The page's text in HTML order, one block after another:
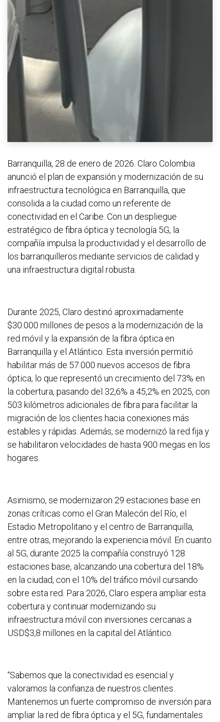
Barranquilla, 28 de enero de 2026. Claro Colombia
anunció el plan de expansión y modernización de su
infraestructura tecnológica en Barranquilla, que
consolida a la ciudad como un referente de
conectividad en el Caribe. Con un despliegue
estratégico de fibra óptica y tecnología 5G, la
compañía impulsa la productividad y el desarrollo de
los barranquilleros mediante servicios de calidad y
una infraestructura digital robusta.
Durante 2025, Claro destinó aproximadamente
$30.000 millones de pesos a la modernización de la
red móvil y la expansión de la fibra óptica en
Barranquilla y el Atlántico. Esta inversión permitió
habilitar más de 57.000 nuevos accesos de fibra
óptica, lo que representó un crecimiento del 73% en
la cobertura, pasando del 32,6% a 45,2% en 2025, con
503 kilómetros adicionales de fibra para facilitar la
migración de los clientes hacia conexiones más
estables y rápidas. Además, se modernizó la red fija y
se habilitaron velocidades de hasta 900 megas en los
hogares.
Asimismo, se modernizaron 29 estaciones base en
zonas críticas como el Gran Malecón del Río, el
Estadio Metropolitano y el centro de Barranquilla,
entre otras, mejorando la experiencia móvil. En cuanto
al 5G, durante 2025 la compañía construyó 128
estaciones base, alcanzando una cobertura del 18%
en la ciudad, con el 10% del tráfico móvil cursando
sobre esta red. Para 2026, Claro espera ampliar esta
cobertura y continuar modernizando su
infraestructura móvil con inversiones cercanas a
USD$3,8 millones en la capital del Atlántico.
“Sabemos que la conectividad es esencial y
valoramos la confianza de nuestros clientes.
Mantenemos un fuerte compromiso de inversión para
ampliar la red de fibra óptica y el 5G, fundamentales